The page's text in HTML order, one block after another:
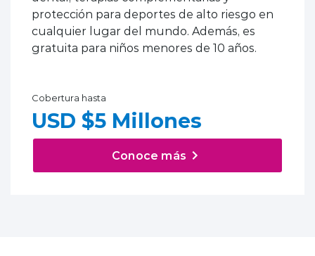
protección para deportes de alto riesgo en
cualquier lugar del mundo. Además, es
gratuita para niños menores de 10 años.
Cobertura hasta
USD $5 Millones
Conoce más